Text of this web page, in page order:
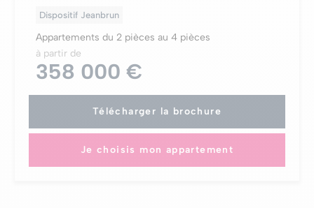
Dispositif Jeanbrun
Appartements du 2 pièces au 4 pièces
à partir de
358 000 €
Télécharger la brochure
Je choisis mon appartement